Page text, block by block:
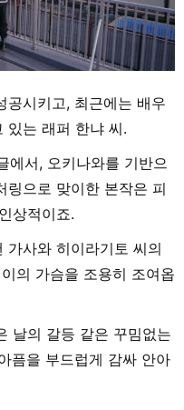
공시키고, 최근에는 배우
있는 래퍼 한냐 씨.
에서, 오키나와를 기반으
링으로 맞이한 본작은 피
상적이죠.
가사와 히이라기토 씨의
의 가슴을 조용히 조여옵
날의 갈등 같은 꾸밈없는
픔을 부드럽게 감싸 안아